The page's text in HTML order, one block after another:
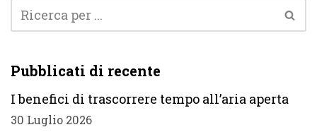
Pubblicati di recente
I benefici di trascorrere tempo all’aria aperta
30 Luglio 2026